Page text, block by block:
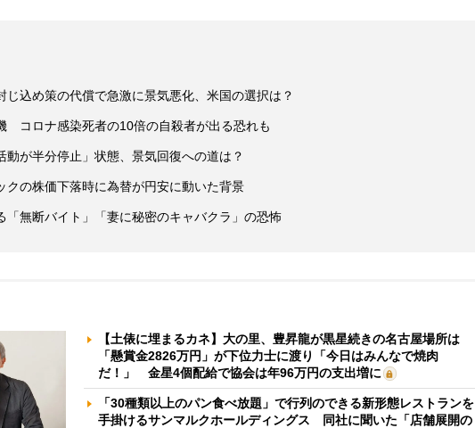
じ込め策の代償で急激に景気悪化、米国の選択は？
コロナ感染死者の10倍の自殺者が出る恐れも
動が半分停止」状態、景気回復への道は？
クの株価下落時に為替が円安に動いた背景
「無断バイト」「妻に秘密のキャバクラ」の恐怖
【土俵に埋まるカネ】大の里、豊昇龍が黒星続きの名古屋場所は
「懸賞金2826万円」が下位力士に渡り「今日はみんなで焼肉
だ！」 金星4個配給で協会は年96万円の支出増に
「30種類以上のパン食べ放題」で行列のできる新形態レストランを
手掛けるサンマルクホールディングス 同社に聞いた「店舗展開の